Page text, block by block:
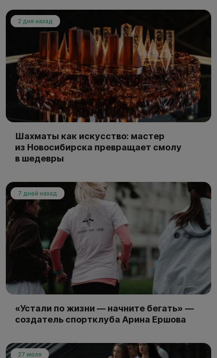
2 дня назад
Шахматы как искусство: мастер
из Новосибирска превращает смолу
в шедевры
7 дней назад
«Устали по жизни — начните бегать» —
создатель спортклуба Арина Ершова
27 июля